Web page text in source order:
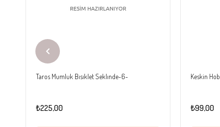
Taros Mumluk Bısıklet Seklınde-6-
₺225,00
Keskin
₺99,00